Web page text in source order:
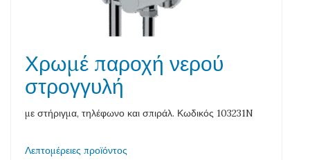
Χρωμέ παροχή νερού
στρογγυλή
με στήριγμα, τηλέφωνο και σπιράλ. Κωδικός 103231N
Λεπτομέρειες προϊόντος